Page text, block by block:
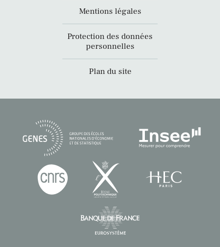
Mentions légales
Protection des données
personnelles
Plan du site